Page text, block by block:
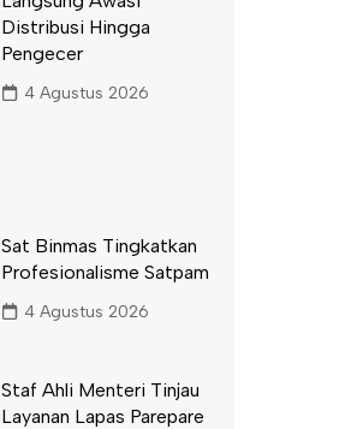
Distribusi Hingga
Pengecer
4 Agustus 2026
Sat Binmas Tingkatkan
Profesionalisme Satpam
4 Agustus 2026
Staf Ahli Menteri Tinjau
Layanan Lapas Parepare